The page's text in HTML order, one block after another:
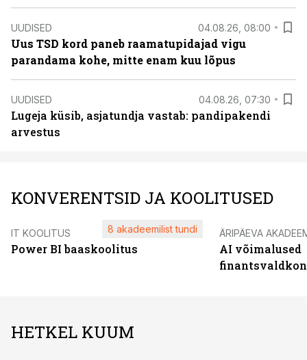
UUDISED 04.08.26, 08:00
Uus TSD kord paneb raamatupidajad vigu
parandama kohe, mitte enam kuu lõpus
UUDISED 04.08.26, 07:30
Lugeja küsib, asjatundja vastab: pandipakendi
arvestus
KONVERENTSID JA KOOLITUSED
IT KOOLITUS
Power BI baaskoolitus
8 akadeemilist tundi ÄRIPÄEVA
AI võimalused
HETKEL KUUM